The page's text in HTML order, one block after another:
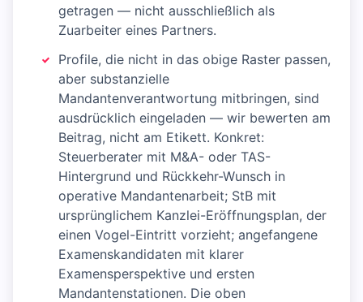
getragen — nicht ausschließlich als
Zuarbeiter eines Partners.
Profile, die nicht in das obige Raster passen,
aber substanzielle
Mandantenverantwortung mitbringen, sind
ausdrücklich eingeladen — wir bewerten am
Beitrag, nicht am Etikett. Konkret:
Steuerberater mit M&A- oder TAS-
Hintergrund und Rückkehr-Wunsch in
operative Mandantenarbeit; StB mit
ursprünglichem Kanzlei-Eröffnungsplan, der
einen Vogel-Eintritt vorzieht; angefangene
Examenskandidaten mit klarer
Examensperspektive und ersten
Mandantenstationen. Die oben